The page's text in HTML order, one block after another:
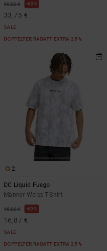
90,00 € 63%
33,75 €
SALE
DOPPELTER RABATT EXTRA 25 %
2
DC Liquid Fuego
Männer Weiss T-Shirt
45,00 € 63%
16,87 €
SALE
DOPPELTER RABATT EXTRA 25 %